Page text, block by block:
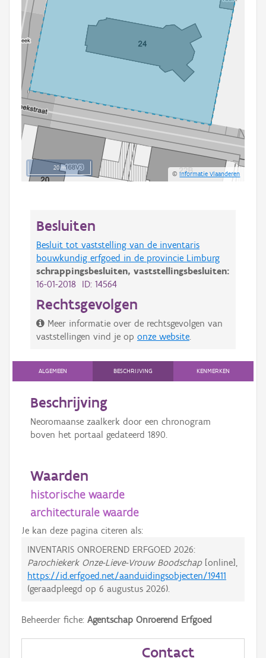
20 m
©Informatie Vlaanderen
Besluiten
Besluit tot vaststelling van de inventaris
bouwkundig erfgoed in de provincie Limburg
schrappingsbesluiten, vaststellingsbesluiten:
16-01-2018 ID: 14564
Rechtsgevolgen
Meer informatie over de rechtsgevolgen van
vaststellingen vind je op onze website
ALGEMEEN BESCHRIJVING KENMERKEN
Beschrijving
Neoromaanse zaalkerk door een chronogram
boven het portaal gedateerd 1890.
Waarden
historische waarde
architecturale waarde
Je kan deze pagina citeren als:
INVENTARIS ONROEREND ERFGOED 2026:
Parochiekerk Onze-Lieve-Vrouw Boodschap[online],
https://id.erfgoed.net/aanduidingsobjecten/19411
(geraadpleegd op 6 augustus 2026).
Beheerder fiche: Agentschap Onroerend Erfgoed
Contact